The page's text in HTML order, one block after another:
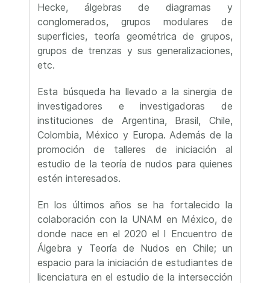
Hecke, álgebras de diagramas y
conglomerados, grupos modulares de
superficies, teoría geométrica de grupos,
grupos de trenzas y sus generalizaciones,
etc.
Esta búsqueda ha llevado a la sinergia de
investigadores e investigadoras de
instituciones de Argentina, Brasil, Chile,
Colombia, México y Europa. Además de la
promoción de talleres de iniciación al
estudio de la teoría de nudos para quienes
estén interesados.
En los últimos años se ha fortalecido la
colaboración con la UNAM en México, de
donde nace en el 2020 el I Encuentro de
Álgebra y Teoría de Nudos en Chile; un
espacio para la iniciación de estudiantes de
licenciatura en el estudio de la intersección